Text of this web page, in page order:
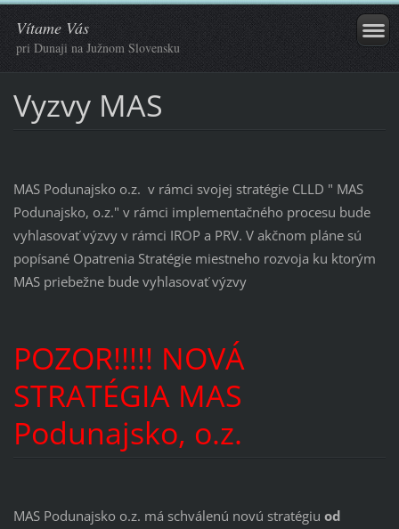
Vítame Vás
pri Dunaji na Južnom Slovensku
Vyzvy MAS
MAS Podunajsko o.z. v rámci svojej stratégie CLLD " MAS
Podunajsko, o.z." v rámci implementačného procesu bude
vyhlasovať výzvy v rámci IROP a PRV. V akčnom pláne sú
popísané Opatrenia Stratégie miestneho rozvoja ku ktorým
MAS priebežne bude vyhlasovať výzvy
POZOR!!!!! NOVÁ
STRATÉGIA MAS
Podunajsko, o.z.
MAS Podunajsko o.z. má schválenú novú stratégiu od